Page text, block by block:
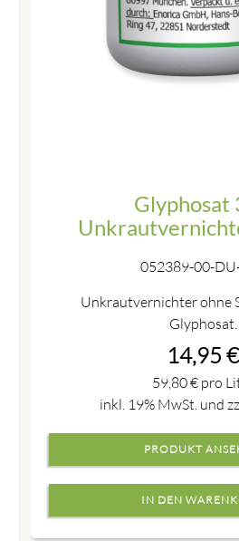
Glyphosat
052389-00-
Unkrautvernichter ohne
Glyphosat.
14,95 €
59,80€pro
inkl. 19% MwSt. und
PRODUKT